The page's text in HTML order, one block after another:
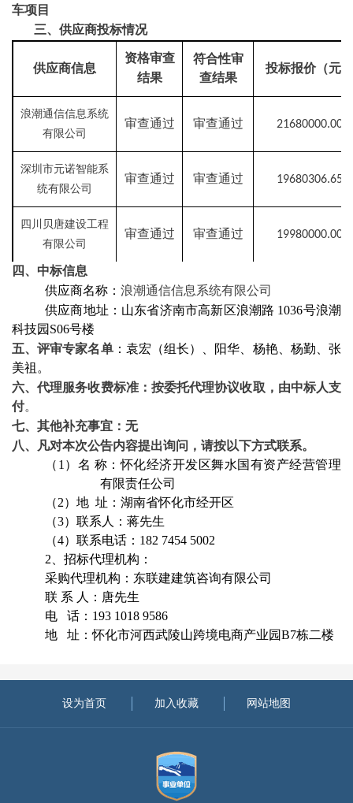
车项目
三、供应商投标情况
供应商信息
资格审查
结果
符合性审
查结果
投标报价（元）
浪潮通信信息系统
有限公司
审查通过 审查通过 21680000.00
深圳市元诺智能系
统有限公司
审查通过 审查通过 19680306.65
四川贝唐建设工程
有限公司
审查通过 审查通过 19980000.00
四、中标信息
供应商名称： 浪潮通信信息系统有限公司
供应商地址：山东省济南市高新区浪潮路 1036号浪潮
科技园S06号楼
五、评审专家名单：袁宏（组长）、阳华、杨艳、杨勤、张
美祖。
六、代理服务收费标准：按委托代理协议收取，由中标人支
付。
七、其他补充事宜：无
八、凡对本次公告内容提出询问，请按以下方式联系。
（ 1）名 称：怀化经济开发区舞水国有资产经营管理
有限责任公司
（2）地 址：湖南省怀化市经开区
（3）联系人：蒋先生
（4）联系电话：182 7454 5002
2、招标代理机构：
采购代理机构：东联建建筑咨询有限公司
联 系 人：唐先生
电 话：193 1018 9586
地 址：怀化市河西武陵山跨境电商产业园B7栋二楼
设为首页 加入收藏 网站地图